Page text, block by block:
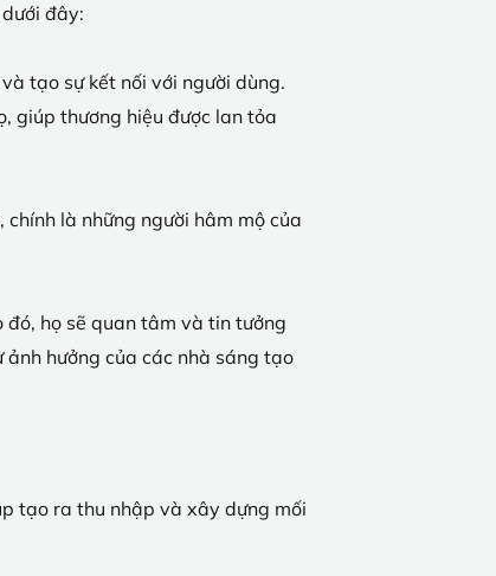
đây:
tạo sự kết nối với người dùng.
giúp thương hiệu được lan tỏa
là những người hâm mộ của
họ sẽ quan tâm và tin tưởng
hưởng của các nhà sáng tạo
tạo ra thu nhập và xây dựng mối